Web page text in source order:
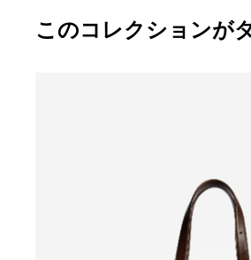
このコレクションが